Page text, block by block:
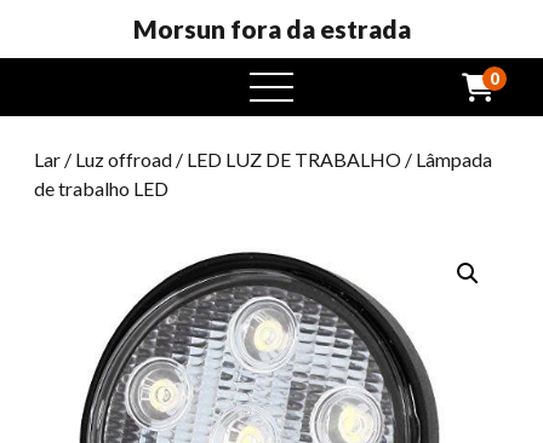
Morsun fora da estrada
Abrir
menu
0
Lar / Luz offroad / LED LUZ DE TRABALHO / Lâmpada
de trabalho LED